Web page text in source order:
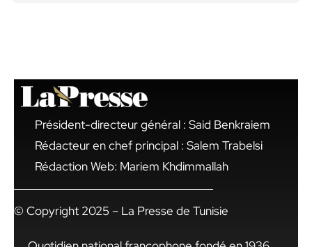
Président-directeur général : Said Benkraiem
Rédacteur en chef principal : Salem Trabelsi
Rédaction Web: Mariem Khdimmallah
© Copyright 2025 – La Presse de Tunisie